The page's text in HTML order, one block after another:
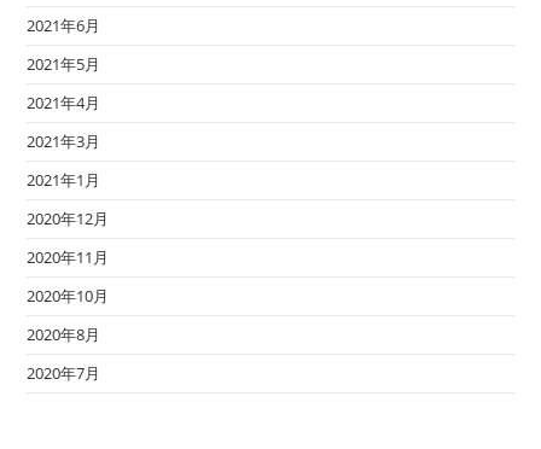
2021年6月
2021年5月
2021年4月
2021年3月
2021年1月
2020年12月
2020年11月
2020年10月
2020年8月
2020年7月